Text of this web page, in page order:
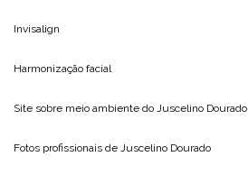
Invisalign
Harmonização facial
Site sobre meio ambiente do Juscelino Dourado
Fotos profissionais de Juscelino Dourado